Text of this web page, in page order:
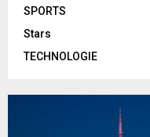
SPORTS
Stars
TECHNOLOGIE